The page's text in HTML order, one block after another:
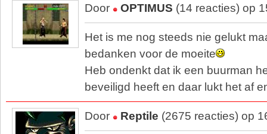
Door OPTIMUS (14 reacties) op
Het is me nog steeds nie gelukt
bedanken voor de moeite
Heb ondenkt dat ik een buurman
beveiligd heeft en daar lukt het af
Door Reptile (2675 reacties) op